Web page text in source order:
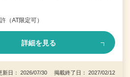
（AT限定可）
詳細を見る
新日： 2026/07/30 掲載終了日： 2027/02/12